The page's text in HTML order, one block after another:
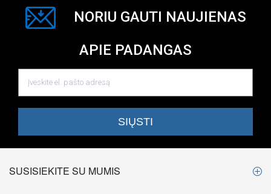
NORIU GAUTI NAUJIENAS
APIE PADANGAS
SUSISIEKITE SU MUMIS